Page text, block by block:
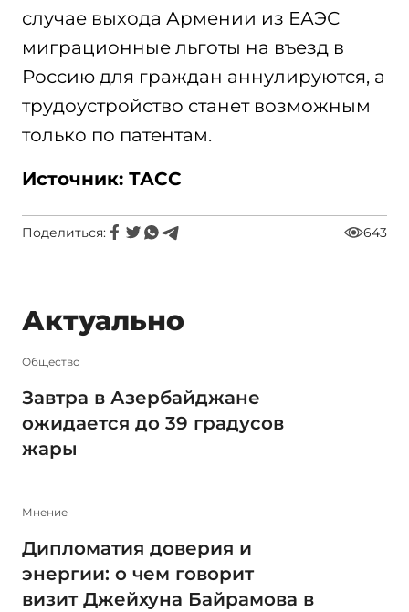
случае выхода Армении из ЕАЭС
миграционные льготы на въезд в
Россию для граждан аннулируются, а
трудоустройство станет возможным
только по патентам.
Источник: ТАСС
Поделиться: 643
Актуально
Общество
Завтра в Азербайджане
ожидается до 39 градусов
жары
Мнение
Дипломатия доверия и
энергии: о чем говорит
визит Джейхуна Байрамова в